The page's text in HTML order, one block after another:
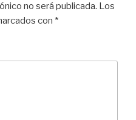
no será publicada. Los
con *